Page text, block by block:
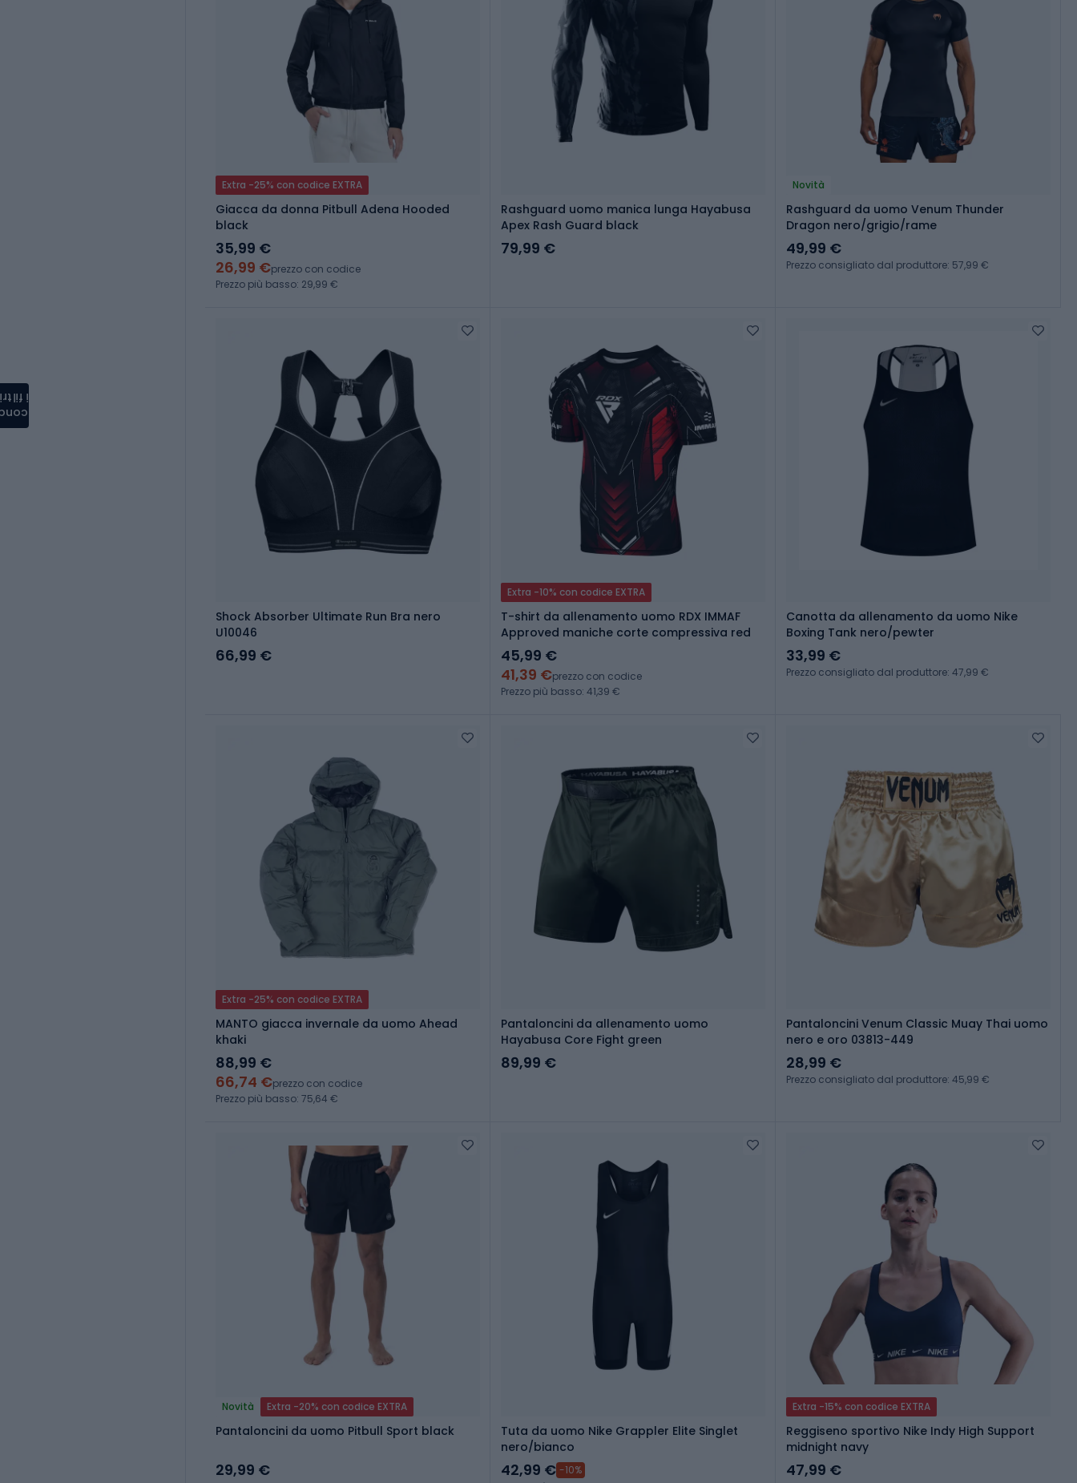
Extra -25% con codice EXTRA
Giacca da donna Pitbull Adena Hooded
black
35,99 €
26,99 €prezzo con codice
Prezzo più basso: 29,99 €
Rashguard uomo manica lunga Hayabusa
Apex Rash Guard black
79,99 €
Novità
Rashguard da uomo Venum Thunder
Dragon nero/grigio/rame
49,99 €
Prezzo consigliato dal produttore: 57,99 €
Shock Absorber Ultimate Run Bra nero
U10046
66,99 €
Extra -10% con codice EXTRA
T-shirt da allenamento uomo RDX IMMAF
Approved maniche corte compressiva red
45,99 €
41,39 €prezzo con codice
Prezzo più basso: 41,39 €
Canotta da allenamento da uomo Nike
Boxing Tank nero/pewter
33,99 €
Prezzo consigliato dal produttore: 47,99 €
Extra -25% con codice EXTRA
MANTO giacca invernale da uomo Ahead
khaki
88,99 €
66,74 €prezzo con codice
Prezzo più basso: 75,64 €
Pantaloncini da allenamento uomo
Hayabusa Core Fight green
89,99 €
Pantaloncini Venum Classic Muay Thai uomo
nero e oro 03813-449
28,99 €
Prezzo consigliato dal produttore: 45,99 €
Novità Extra -20% con codice EXTRA
Pantaloncini da uomo Pitbull Sport black
29,99 €
Tuta da uomo Nike Grappler Elite Singlet
nero/bianco
42,99 € -10%
Extra -15% con codice EXTRA
Reggiseno sportivo Nike Indy High Support
midnight navy
47,99 €
i filtri